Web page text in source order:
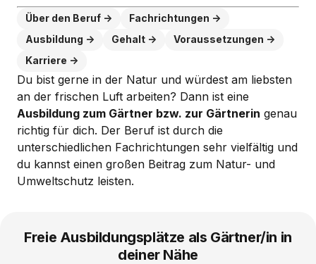
Über den Beruf
Fachrichtungen
Ausbildung
Gehalt
Voraussetzungen
Karriere
Du bist gerne in der Natur und würdest am liebsten
an der frischen Luft arbeiten? Dann ist eine
Ausbildung zum Gärtner bzw. zur Gärtnerin genau
richtig für dich. Der Beruf ist durch die
unterschiedlichen Fachrichtungen sehr vielfältig und
du kannst einen großen Beitrag zum Natur- und
Umweltschutz leisten.
Freie Ausbildungsplätze als Gärtner/in in
deiner Nähe